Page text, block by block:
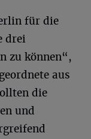
für die
drei
zu können“,
aus
die
und